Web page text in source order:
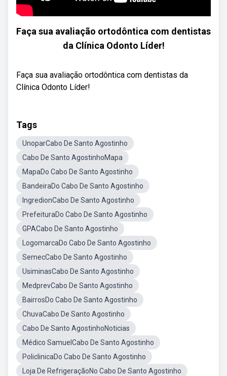
Faça sua avaliação ortodôntica com dentistas
da Clínica Odonto Líder!
Faça sua avaliação ortodôntica com dentistas da
Clínica Odonto Líder!
Tags
UnoparCabo De Santo Agostinho
Cabo De Santo AgostinhoMapa
MapaDo Cabo De Santo Agostinho
BandeiraDo Cabo De Santo Agostinho
IngredionCabo De Santo Agostinho
PrefeituraDo Cabo De Santo Agostinho
GPACabo De Santo Agostinho
LogomarcaDo Cabo De Santo Agostinho
SemecCabo De Santo Agostinho
UsiminasCabo De Santo Agostinho
MedprevCabo De Santo Agostinho
BairrosDo Cabo De Santo Agostinho
ChuvaCabo De Santo Agostinho
Cabo De Santo AgostinhoNoticias
Médico SamuelCabo De Santo Agostinho
PoliclinicaDo Cabo De Santo Agostinho
Loja De RefrigeraçãoNo Cabo De Santo Agostinho